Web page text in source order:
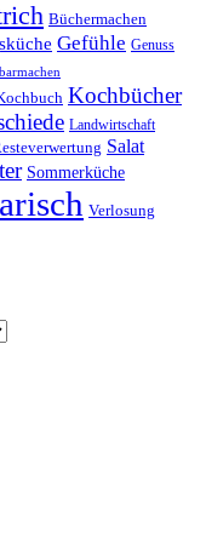
Büchermachen
Gefühle Genuss
Kochbücher
Landwirtschaft
Salat
Sommerküche
Verlosung